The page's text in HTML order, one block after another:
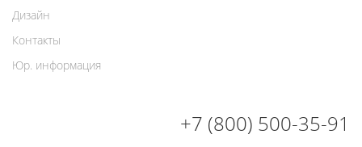
Дизайн
Контакты
Юр. информация
+7 (800) 500-35-91